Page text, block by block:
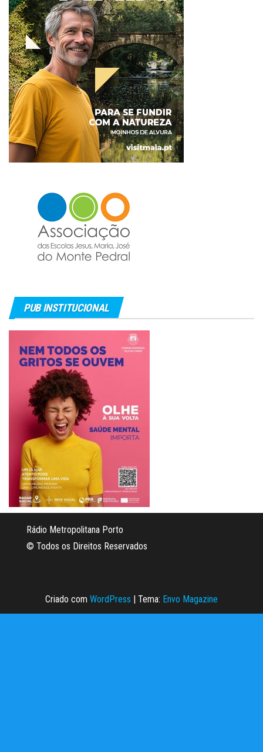
PUB INSTITUCIONAL
Rádio Metropolitana Porto
© Todos os Direitos Reservados
Criado com WordPress | Tema: Envo Magazine